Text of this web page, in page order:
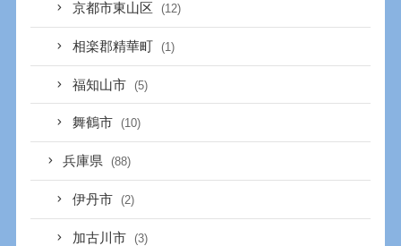
京都市東山区 (12)
相楽郡精華町 (1)
福知山市 (5)
舞鶴市 (10)
兵庫県 (88)
伊丹市 (2)
加古川市 (3)